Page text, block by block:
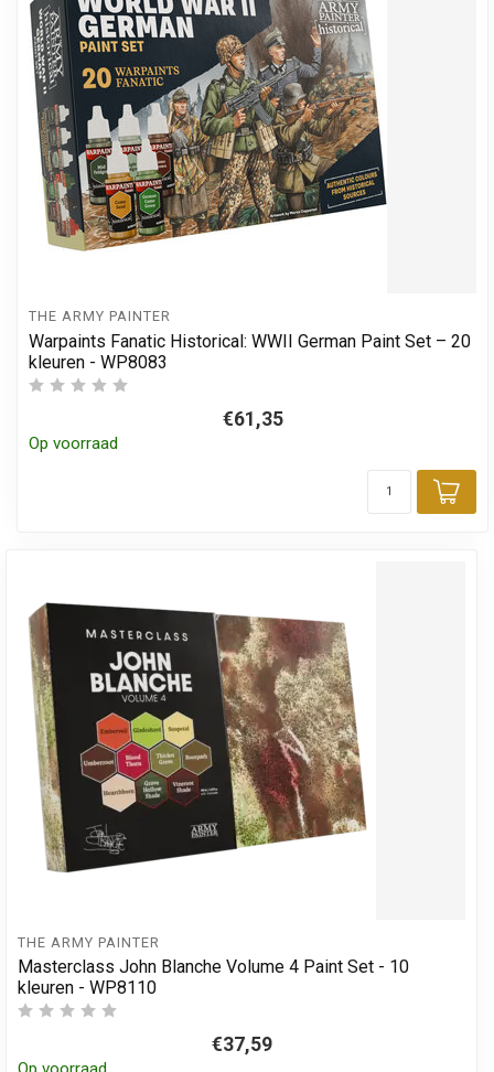
THE ARMY PAINTER
Warpaints Fanatic Historical: WWII German Paint Set – 20
kleuren - WP8083
€61,35
Op voorraad
THE ARMY PAINTER
Masterclass John Blanche Volume 4 Paint Set - 10
kleuren - WP8110
€37,59